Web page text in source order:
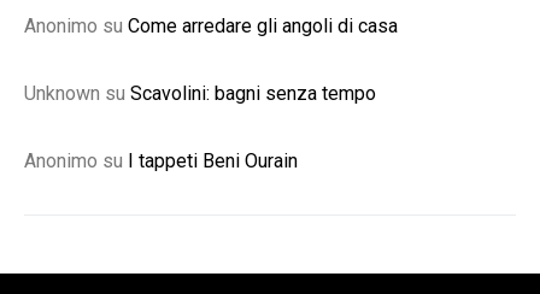
Anonimo su Come arredare gli angoli di casa
Unknown su Scavolini: bagni senza tempo
Anonimo su I tappeti Beni Ourain